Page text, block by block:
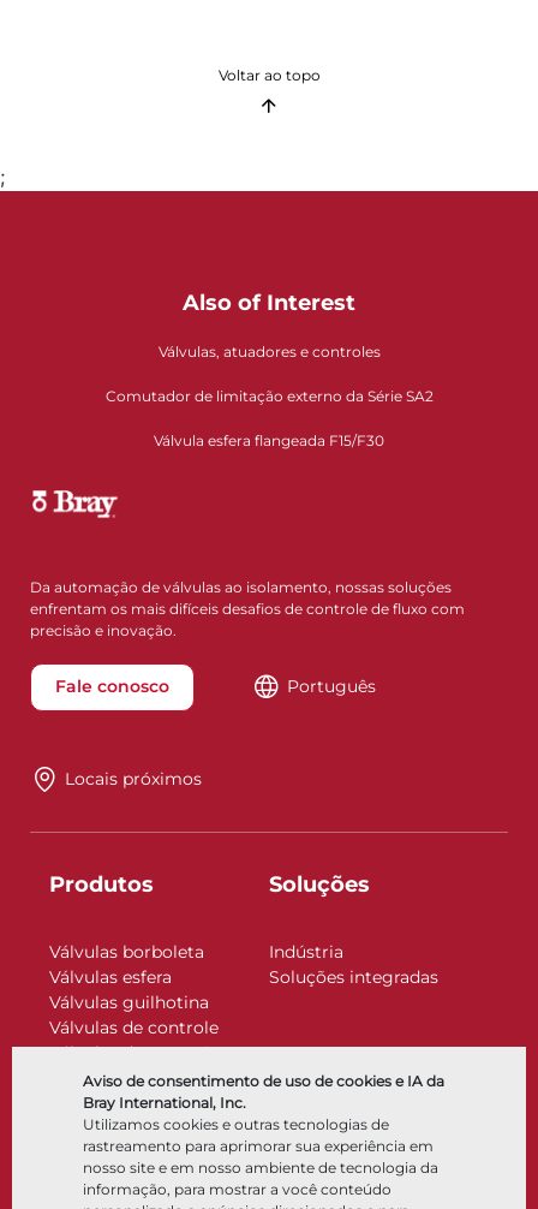
Aviso de consentimento de uso de cookies e IA da
Bray International, Inc.
Utilizamos cookies e outras tecnologias de
rastreamento para aprimorar sua experiência em
nosso site e em nosso ambiente de tecnologia da
informação, para mostrar a você conteúdo
Voltar ao topo
;
Also of Interest
Válvulas, atuadores e controles
Comutador de limitação externo da Série SA2
Válvula esfera flangeada F15/F30
Da automação de válvulas ao isolamento, nossas soluções
enfrentam os mais difíceis desafios de controle de fluxo com
precisão e inovação.
Fale conosco Português
Locais próximos
Produtos
Válvulas borboleta
Válvulas esfera
Válvulas guilhotina
Válvulas de controle
Válvulas de retenção
Atuadores
Acessórios de controle
Criogênico
Soluções
Indústria
Soluções integradas
Empresa Recursos